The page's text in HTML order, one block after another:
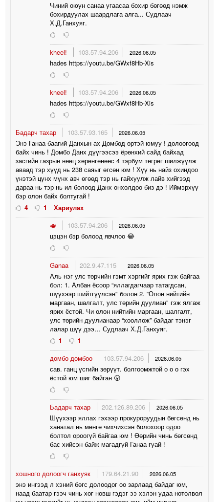
Чиний оюун санаа угаасаа бохир бөгөөд нэмж
бохирдуулах шаардлага алга... Судлаач
Х.Д.Ганхуяг.
kheel! 103.57.94.206 2026.06.05
hades https://youtu.be/GWxf8Hb-Xis
kneel! 103.57.94.206 2026.06.05
hades https://youtu.be/GWxf8Hb-Xis
Бадарч тахар 103.57.93.165 2026.06.05
Энэ Ганаа баагий Данхын ах Домбод өртэй юмуу ! долоогоод
байх чинь ! Домбо Данх дүүгээсээ ёрөнхий сайд байхад
засгийн газрын нөөц хөрөнгөнөөс 4 тэрбум төгрөг шилжүүлж
аваад тэр хүүд нь 238 саяыг өгсөн юм ! Хүү нь найз охиндоо
үнэтэй цүнх мүнх авч өгөөд тэр нь гайхуулж лайв хийгээд
дараа нь тэр нь ил болоод Данх онхолдоо биз дэ ! Иймэрхүү
бэр олон байх болтугай !
4
1
Хариулах
🫖
103.57.94.206 2026.06.05
цэцэн бэр болоод явчлоо 😂
Ganaa 202.9.47.115 2026.06.05
Аль нэг улс төрчийн гэмт хэргийг ярих гэж байгаа
бол: 1. Албан ёсоор “яллагдагчаар татагдсан,
шүүхээр шийтгүүлсэн" болон 2. “Олон нийтийн
маргаан, шалгалт, улс төрийн дуулиан" гэж ялгаж
ярих ёстой. Чи олон нийтийн маргаан, шалгалт,
улс төрийн дуулианаар “хооллож” байдаг тэнэг
лалар шүү дээ… Судлаач Х.Д.Ганхуяг.
1
1
домбо домбоо
103.57.94.206 2026.06.05
сав. ганц үсгийн зөрүүт. болгоомжтой о о о гэх
ёстой юм шиг байган 😮
Бадарч тахар 202.126.89.206 2026.06.05
Шүүхээр яллах гэхээр прокуроруудын бөгсөнд нь
ханатал нь мөнгө чихчихсэн болохоор одоо
болтол ороогүй байгаа юм ! Өөрийн чинь бөгсөнд
бас хийсэн байж магадгүй Ганаа гуай !
хошного долоогч ганхуяк 179.64.21.90 2026.06.05
энэ ингээд л хэний бөгс долоодог оо зарлаад байдаг юм,
наад баатар гээч чинь хог новш гэдэг ээ хэлэн удаа нотолвол